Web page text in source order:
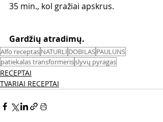
35 min., kol gražiai apskrus.
Gardžių atradimų.
Alfo receptasNATURLI DOBILASPAULUNS
patiekalas transformerisslyvų pyragas
RECEPTAI
TVARIAI RECEPTAI